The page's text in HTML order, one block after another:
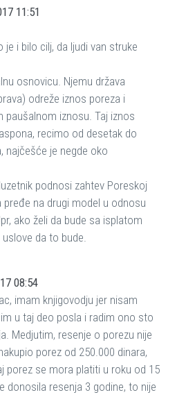
11:51
je i bilo cilj, da ljudi van struke
osnovicu. Njemu država
odreže iznos poreza i
paušalnom iznosu. Taj iznos
recimo od desetak do
najčešće je negde oko
podnosi zahtev Poreskoj
pređe na drugi model u odnosu
ako želi da bude sa isplatom
da to bude.
08:54
imam knjigovodju jer nisam
u taj deo posla i radim ono sto
Medjutim, resenje o porezu nije
porez od 250.000 dinara,
porez se mora platiti u roku od 15
donosila resenja 3 godine, to nije